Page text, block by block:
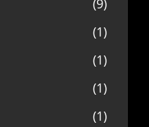
(1)
(1)
(1)
(1)